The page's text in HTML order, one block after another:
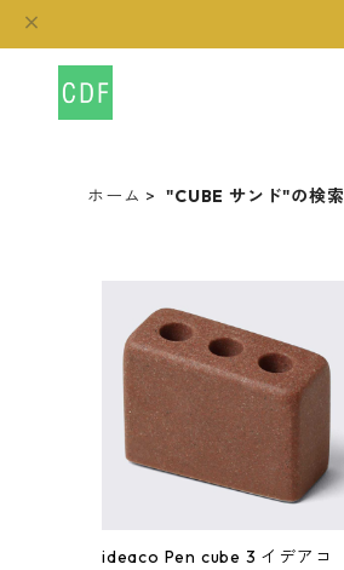
ホーム "CUBE サンド"の検
ideaco Pen cube 3 イデアコ